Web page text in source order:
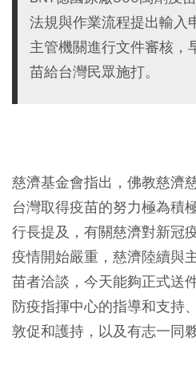
法規與作業流程提出輸入
主管機關進行文件審核，
苗給台灣民眾施打。
慈濟基金會指出，佛教慈濟
台灣取得疫苗的努力極為積
行長提及，有關慈濟對新冠
疫情開始嚴重，慈濟陸續與
苗者洽談，今天能夠正式送
防疫指揮中心的指導和支持
敦促和護持，以及有志一同